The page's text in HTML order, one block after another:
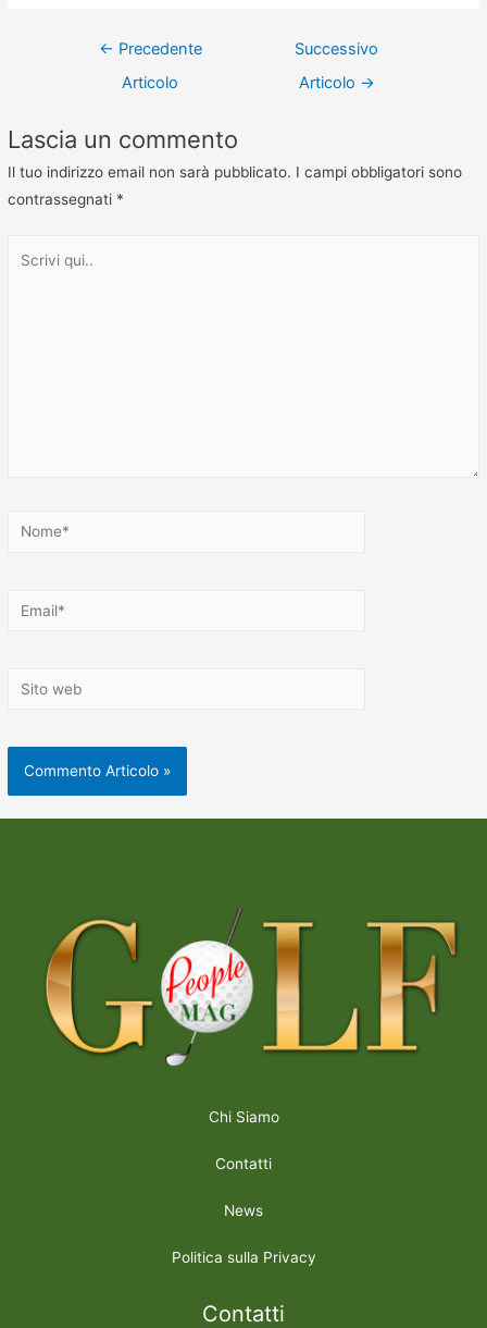
← Precedente
Articolo
Successivo
Articolo →
Lascia un commento
Il tuo indirizzo email non sarà pubblicato. I campi obbligatori sono
contrassegnati *
Chi Siamo
Contatti
News
Politica sulla Privacy
Contatti